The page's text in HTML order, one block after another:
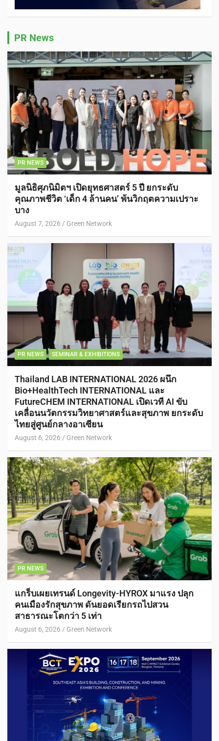
PR News
PR NEWS
มูลนิธิศุภนิมิตฯ เปิดยุทธศาสตร์ 5 ปี ยกระดับ
คุณภาพชีวิต ‘เด็ก 4 ล้านคน’ พ้นวิกฤตความเปราะ
บาง
August 7, 2026 Green Network
PR NEWS SEMINAR & EXHIBITIONS
Thailand LAB INTERNATIONAL 2026 ผนึก
Bio+HealthTech INTERNATIONAL และ
FutureCHEM INTERNATIONAL เปิดเวที AI ขับ
เคลื่อนนวัตกรรมวิทยาศาสตร์และสุขภาพ ยกระดับ
ไทยสู่ศูนย์กลางอาเซียน
August 6, 2026 Green Network
PR NEWS
แกร็บเผยเทรนด์ Longevity-HYROX มาแรง ปลุก
คนเมืองรักสุขภาพ ดันยอดเรียกรถไปสวน
สาธารณะโตกว่า 5 เท่า
August 6, 2026 Green Network